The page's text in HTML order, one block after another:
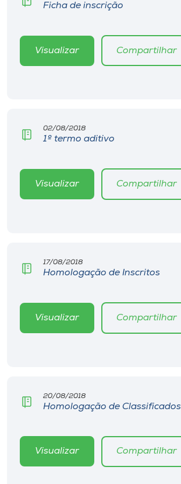
Store
Ficha de inscrição
Visualizar Compartilhar
02/08/2018
1º termo aditivo
Visualizar Compartilhar
17/08/2018
Homologação de Inscritos
Visualizar Compartilhar
20/08/2018
Homologação de Classificados
Visualizar Compartilhar